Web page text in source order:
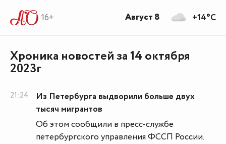
16+
Хроника новостей за 14 октября
2023г
21:24
Из Петербурга выдворили больше двух
тысяч мигрантов
Об этом сообщили в пресс-службе
петербургского управления ФССП России.
+14°C
Август 8